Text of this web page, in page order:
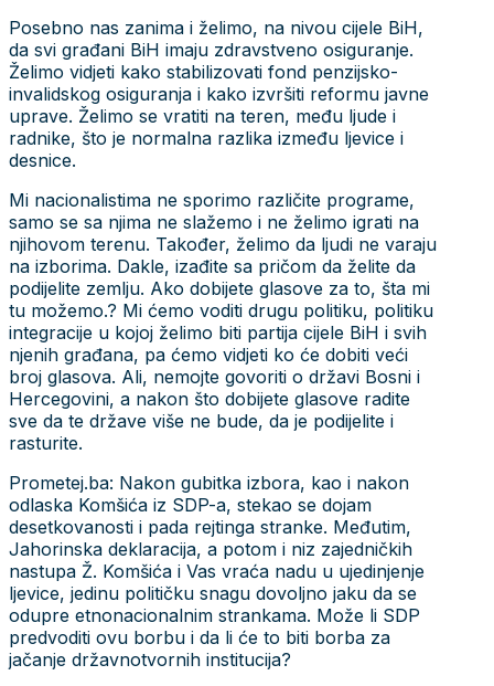
Posebno nas zanima i želimo, na nivou cijele BiH,
da svi građani BiH imaju zdravstveno osiguranje.
Želimo vidjeti kako stabilizovati fond penzijsko-
invalidskog osiguranja i kako izvršiti reformu javne
uprave. Želimo se vratiti na teren, među ljude i
radnike, što je normalna razlika između ljevice i
desnice.
Mi nacionalistima ne sporimo različite programe,
samo se sa njima ne slažemo i ne želimo igrati na
njihovom terenu. Također, želimo da ljudi ne varaju
na izborima. Dakle, izađite sa pričom da želite da
podijelite zemlju. Ako dobijete glasove za to, šta mi
tu možemo.? Mi ćemo voditi drugu politiku, politiku
integracije u kojoj želimo biti partija cijele BiH i svih
njenih građana, pa ćemo vidjeti ko će dobiti veći
broj glasova. Ali, nemojte govoriti o državi Bosni i
Hercegovini, a nakon što dobijete glasove radite
sve da te države više ne bude, da je podijelite i
rasturite.
Prometej.ba: Nakon gubitka izbora, kao i nakon
odlaska Komšića iz SDP-a, stekao se dojam
desetkovanosti i pada rejtinga stranke. Međutim,
Jahorinska deklaracija, a potom i niz zajedničkih
nastupa Ž. Komšića i Vas vraća nadu u ujedinjenje
ljevice, jedinu političku snagu dovoljno jaku da se
odupre etnonacionalnim strankama. Može li SDP
predvoditi ovu borbu i da li će to biti borba za
jačanje državnotvornih institucija?